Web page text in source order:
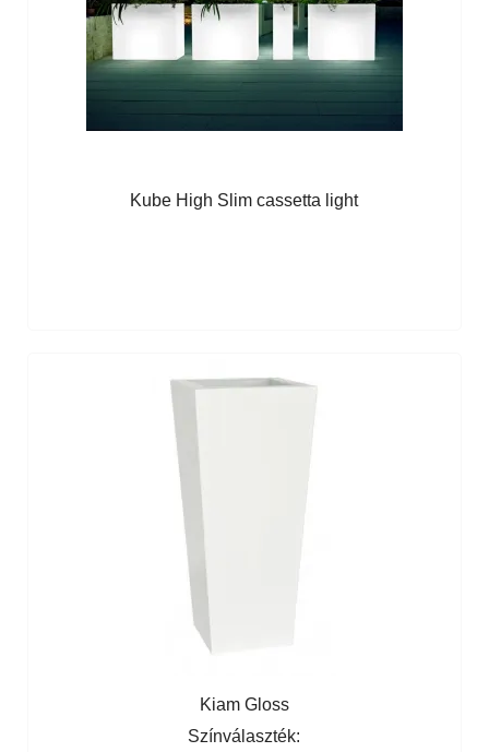
Kube High Slim cassetta light
Kiam Gloss
Színválaszték: